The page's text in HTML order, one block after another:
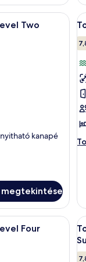
szoba két ággyal,
Two
kanapé
megtekintése
A
szoba két ággyal,
Four
A